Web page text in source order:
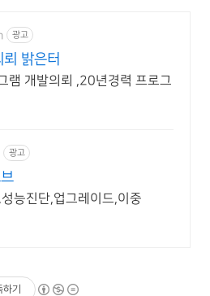
광고
밝은터
램 개발의뢰 ,20년경력 프로그
광고
능진단,업그레이드,이중
기